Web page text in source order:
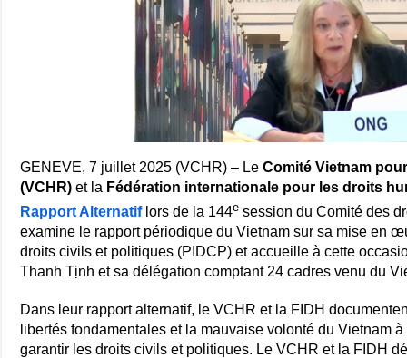
GENEVE, 7 juillet 2025 (VCHR) – LeComité Vietnam
(VCHR) et la Fédération internationale pour les droits
Rapport Alternatiflors de la 144e session du Comité des
examine le rapport périodique du Vietnam sur sa mise en
droits civils et politiques (PIDCP) et accueille à cette
Thanh Tịnh et sa délégation comptant 24 cadres venu du
Dans leur rapport alternatif, le VCHR et la FIDH
libertés fondamentales et la mauvaise volonté du Vietnam
garantir les droits civils et politiques. Le VCHR et la FIDH